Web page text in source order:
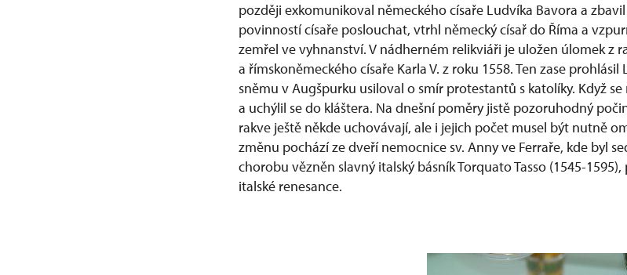
později exkomunikoval německého císaře Ludvíka Bavora a
povinností císaře poslouchat, vtrhl německý císař do Říma a
zemřel ve vyhnanství. V nádherném relikviáři je uložen úlomek z
a římskoněmeckého císaře Karla V. z roku 1558. Ten zase
sněmu v Augšpurku usiloval o smír protestantů s katolíky. Když
a uchýlil se do kláštera. Na dnešní poměry jistě pozoruhodný
rakve ještě někde uchovávají, ale i jejich počet musel být nutně
změnu pochází ze dveří nemocnice sv. Anny ve Ferraře, kde byl
chorobu vězněn slavný italský básník Torquato Tasso (1545-
italské renesance.